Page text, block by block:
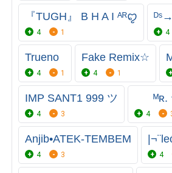
『TUGH』 B H A I ᴬᴿꨄ
4 1 4
Trueno
4 1
Fake Remix☆
4 1
IMP SANT1 999 ツ
4 3
⠀⠀ ᴹʀ.
4
Anjib•ATEK-TEMBEM
4 3 4